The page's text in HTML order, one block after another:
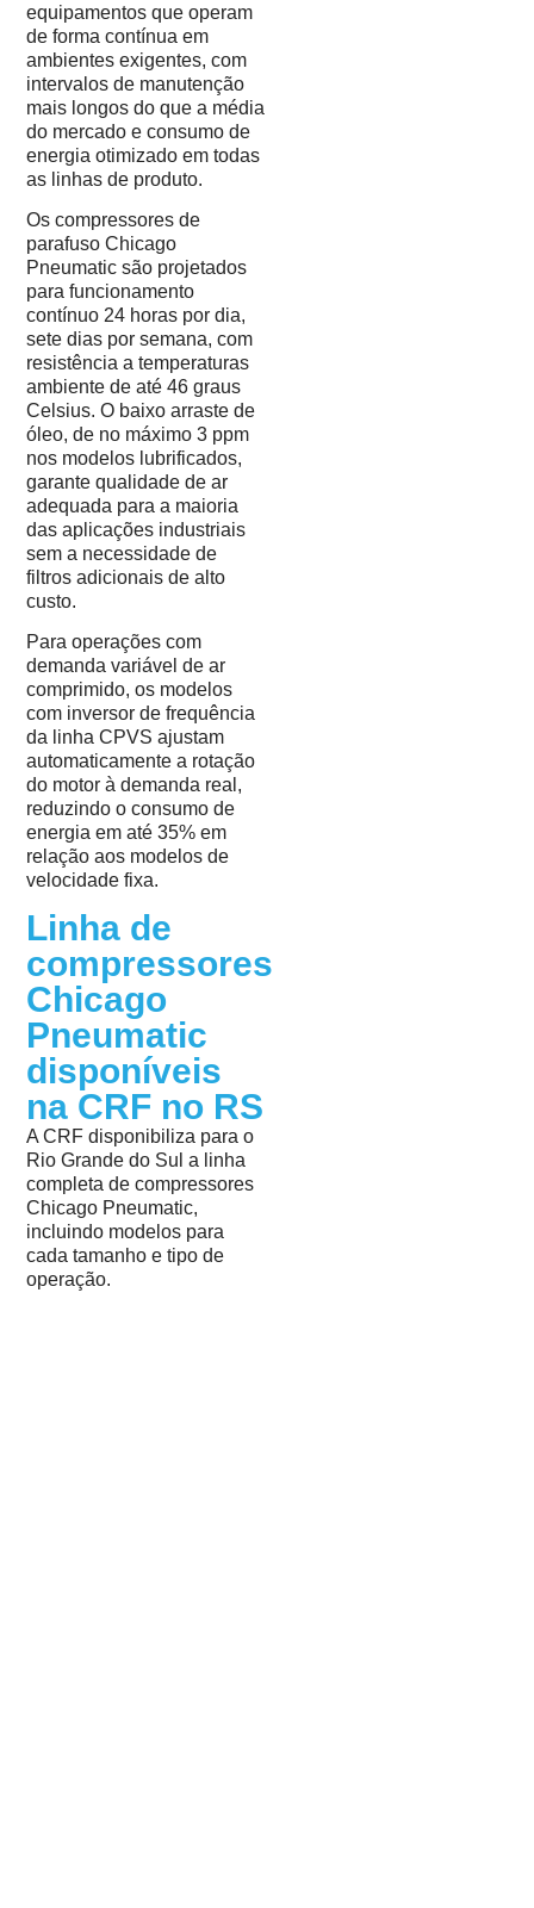
equipamentos que operam
de forma contínua em
ambientes exigentes, com
intervalos de manutenção
mais longos do que a média
do mercado e consumo de
energia otimizado em todas
as linhas de produto.
Os compressores de
parafuso Chicago
Pneumatic são projetados
para funcionamento
contínuo 24 horas por dia,
sete dias por semana, com
resistência a temperaturas
ambiente de até 46 graus
Celsius. O baixo arraste de
óleo, de no máximo 3 ppm
nos modelos lubrificados,
garante qualidade de ar
adequada para a maioria
das aplicações industriais
sem a necessidade de
filtros adicionais de alto
custo.
Para operações com
demanda variável de ar
comprimido, os modelos
com inversor de frequência
da linha CPVS ajustam
automaticamente a rotação
do motor à demanda real,
reduzindo o consumo de
energia em até 35% em
relação aos modelos de
velocidade fixa.
Linha de
compressores
Chicago
Pneumatic
disponíveis
na CRF no RS
A CRF disponibiliza para o
Rio Grande do Sul a linha
completa de compressores
Chicago Pneumatic,
incluindo modelos para
cada tamanho e tipo de
operação.